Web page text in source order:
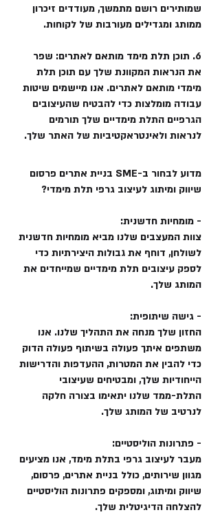
שמותירים רושם מתמשך, מעודדים זיכרון
ממותג ומגדילים מעורבות של לקוחות.
6. תוכן תלת מימד מותאם לאתרים: שפר
את הנראות המקוונת שלך עם תוכן תלת
מימדי מותאם לאתרים. אנו מיישמים שיטות
עבודה מומלצות כדי להבטיח שהעיצובים
הגרפיים התלת מימדיים שלך תורמים
לנראות ולאינטראקטיביות של האתר שלך.
מדוע לבחור ב-SME בניית אתרים פרסום
שיווק ומיתוג לעיצוב גרפי תלת מימדי?
- מומחיות חדשנית:
צוות המעצבים שלנו מביא מומחיות חדשנית
לשולחן, דוחף את גבולות היצירתיות כדי
לספק עיצובים תלת מימדיים שמייחדים את
המותג שלך.
- גישה שיתופית:
החזון שלך מנחה את התהליך שלנו. אנו
משתפים איתך פעולה בשיתוף פעולה הדוק
כדי להבין את המטרות, ההעדפות והדרישות
הייחודיות שלך, ומבטיחים שעיצובי
התלת-ממד שלנו יתאימו בצורה חלקה
לנרטיב של המותג שלך.
- פתרונות הוליסטיים:
מעבר לעיצוב גרפי בתלת מימד, אנו מציעים
מגוון שירותים, כולל בניית אתרים, פרסום,
שיווק ומיתוג, ומספקים פתרונות הוליסטיים
להצלחה הדיגיטלית שלך.